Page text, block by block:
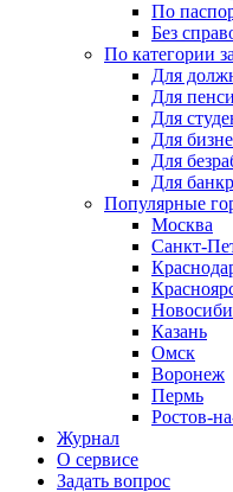
По
Без
По категории
Для
Для
Для
Для
Для
Для
Популярные
Москва
Санкт-
Казань
Омск
Воронеж
Пермь
Ростов-
Журнал
О сервисе
Задать вопрос